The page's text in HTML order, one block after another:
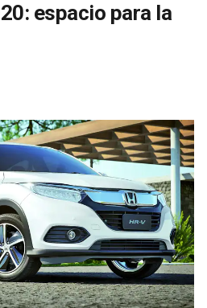
espacio para la